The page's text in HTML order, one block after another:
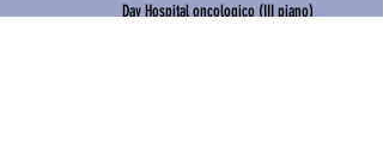
Day Hospital oncologico (III piano)